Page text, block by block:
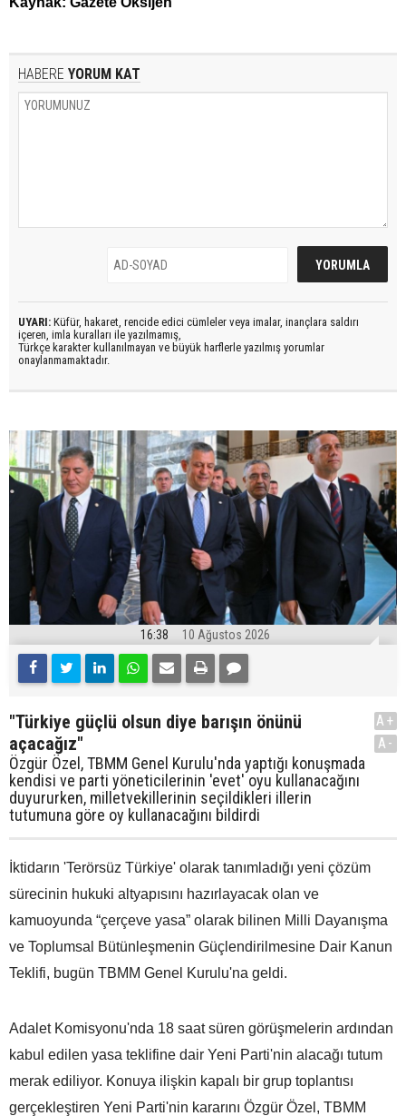
HABERE YORUM KAT
UYARI: Küfür, hakaret, rencide edici cümleler veya imalar, inançlara saldırı
içeren, imla kuralları ile yazılmamış,
Türkçe karakter kullanılmayan ve büyük harflerle yazılmış yorumlar
onaylanmamaktadır.
16:38 10 Ağustos 2026
"Türkiye güçlü olsun diye barışın önünü
açacağız"
Özgür Özel, TBMM Genel Kurulu'nda yaptığı konuşmada
kendisi ve parti yöneticilerinin 'evet' oyu kullanacağını
duyururken, milletvekillerinin seçildikleri illerin
tutumuna göre oy kullanacağını bildirdi
A+
A-
İktidarın 'Terörsüz Türkiye' olarak tanımladığı yeni çözüm
sürecinin hukuki altyapısını hazırlayacak olan ve
kamuoyunda “çerçeve yasa” olarak bilinen Milli Dayanışma
ve Toplumsal Bütünleşmenin Güçlendirilmesine Dair Kanun
Teklifi, bugün TBMM Genel Kurulu'na geldi.
Adalet Komisyonu'nda 18 saat süren görüşmelerin ardından
kabul edilen yasa teklifine dair Yeni Parti'nin alacağı tutum
merak ediliyor. Konuya ilişkin kapalı bir grup toplantısı
gerçekleştiren Yeni Parti'nin kararını Özgür Özel, TBMM